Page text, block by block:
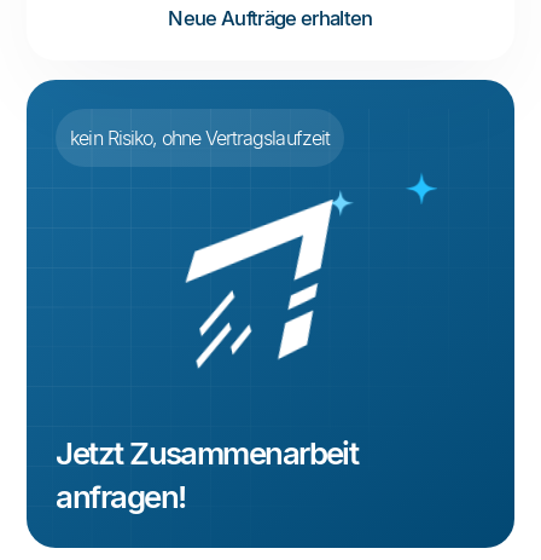
kein Risiko, ohne Vertragslaufzeit
Jetzt Zusammenarbeit
anfragen!
Neue Aufträge erhalten